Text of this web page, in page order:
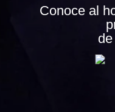
Conoce al